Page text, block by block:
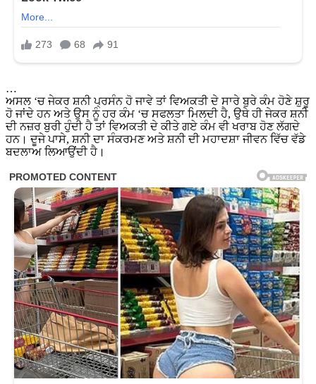
…
ਅਸਲ ‘ਚ ਜੇਕਰ ਸ਼ਨੀ ਪ੍ਰਸੰਨ ਹੋ ਜਾਵੇ ਤਾਂ ਵਿਅਕਤੀ ਦੇ ਸਾਰੇ ਬੁਰੇ ਕੰਮ ਹੋਣੇ ਸ਼ੁਰੂ
ਹੋ ਜਾਂਦੇ ਹਨ ਅਤੇ ਉਸ ਨੂੰ ਹਰ ਕੰਮ ‘ਚ ਸਫਲਤਾ ਮਿਲਦੀ ਹੈ, ਉਥੇ ਹੀ ਜੇਕਰ ਸ਼ਨੀ
ਦੀ ਨਜ਼ਰ ਬੁਰੀ ਹੁੰਦੀ ਹੈ ਤਾਂ ਵਿਅਕਤੀ ਦੇ ਕੀਤੇ ਗਏ ਕੰਮ ਵੀ ਖਰਾਬ ਹੋਣ ਲੱਗਦੇ
ਹਨ। ਦੂਜੇ ਪਾਸੇ, ਸ਼ਨੀ ਦਾ ਸੰਕਰਮਣ ਅਤੇ ਸ਼ਨੀ ਦੀ ਮਹਾਦਸ਼ਾ ਜੀਵਨ ਵਿੱਚ ਵੱਡੇ
ਬਦਲਾਅ ਲਿਆਉਂਦੀ ਹੈ।